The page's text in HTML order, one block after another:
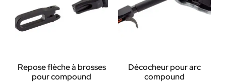
Repose flèche à brosses
pour compound
Décocheur pour arc
compound